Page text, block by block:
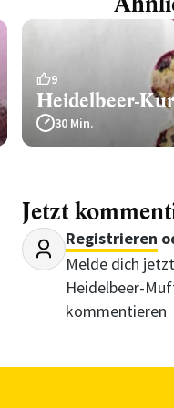
9
Heidelbeer-
30 Min.
Jetzt
Registrieren
Melde dich
Heidelbeer-
kommentieren